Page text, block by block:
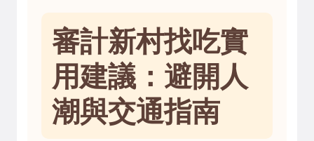
審計新村找吃實
用建議：避開人
潮與交通指南